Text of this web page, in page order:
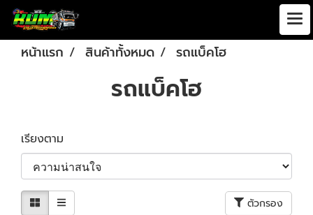
หน้าแรก สินค้าทั้งหมด รถแบ็คโฮ
รถแบ็คโฮ
เรียงตาม
ตัวกรอง